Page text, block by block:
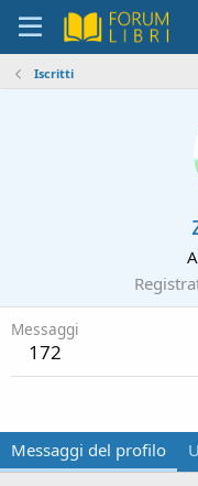
Iscritti
Messaggi
172
Messaggi del profilo